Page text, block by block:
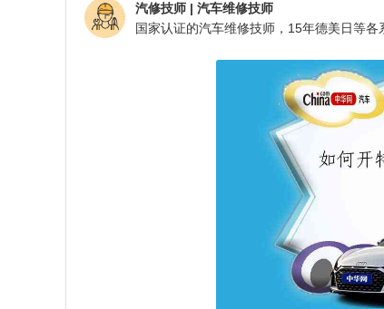
汽修技师 | 汽车维修技师